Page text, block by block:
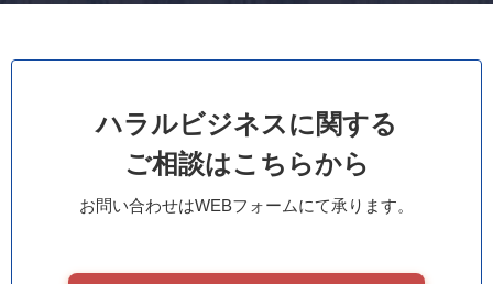
ハラルビジネスに関する
ご相談はこちらから
お問い合わせはWEBフォームにて承ります。